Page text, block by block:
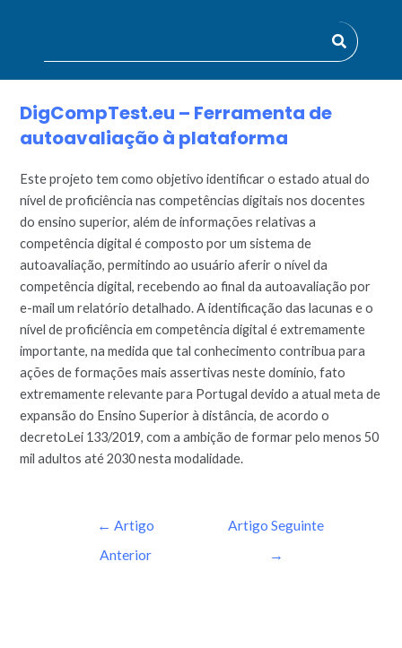
DigCompTest.eu – Ferramenta de
autoavaliação à plataforma
Este projeto tem como objetivo identificar o estado atual do
nível de proficiência nas competências digitais nos docentes
do ensino superior, além de informações relativas a
competência digital é composto por um sistema de
autoavaliação, permitindo ao usuário aferir o nível da
competência digital, recebendo ao final da autoavaliação por
e-mail um relatório detalhado. A identificação das lacunas e o
nível de proficiência em competência digital é extremamente
importante, na medida que tal conhecimento contribua para
ações de formações mais assertivas neste domínio, fato
extremamente relevante para Portugal devido a atual meta de
expansão do Ensino Superior à distância, de acordo o
decretoLei 133/2019, com a ambição de formar pelo menos 50
mil adultos até 2030 nesta modalidade.
← Artigo
Anterior
Artigo Seguinte
→